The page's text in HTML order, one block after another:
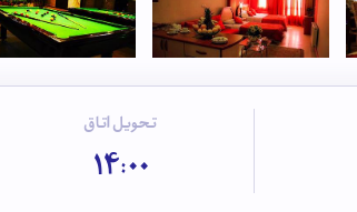
تحویل اتاق
14:00